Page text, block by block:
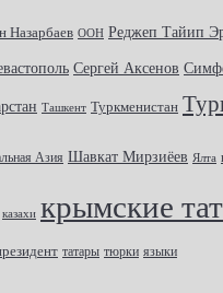
Назарбаев ООН Реджеп Тайип
Сергей Аксенов
Ташкент Туркменистан
Азия Шавкат Мирзиёев Ялта
казахи крымские
татары тюрки языки